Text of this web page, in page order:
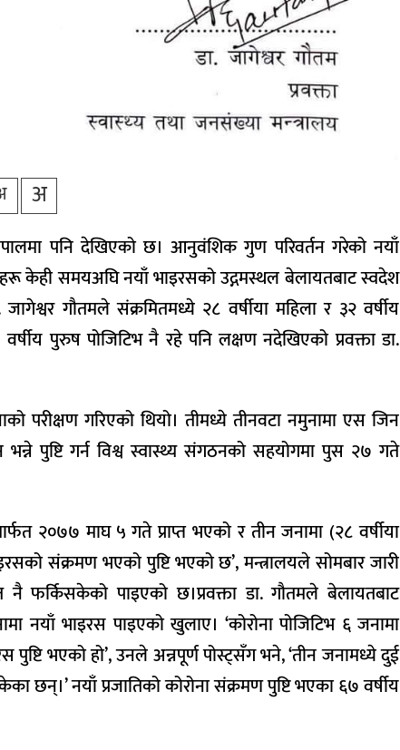
अ
पनि देखिएको छ। आनुवंशिक गुण परिवर्तन गरेको नयाँ
केही समयअघि नयाँ भाइरसको उद्गमस्थल बेलायतबाट स्वदेश
गौतमले संक्रमितमध्ये २८ वर्षीया महिला र ३२ वर्षीय
पुरुष पोजिटिभ नै रहे पनि लक्षण नदेखिएको प्रवक्ता डा.
परीक्षण गरिएको थियो। तीमध्ये तीनवटा नमुनामा एस जिन
भन्ने पुष्टि गर्न विश्व स्वास्थ्य संगठनको सहयोगमा पुस २७ गते
२०७७ माघ ५ गते प्राप्त भएको र तीन जनामा (२८ वर्षीया
संक्रमण भएको पुष्टि भएको छ’, मन्त्रालयले सोमबार जारी
फर्किसकेको पाइएको छ।प्रवक्ता डा. गौतमले बेलायतबाट
नयाँ भाइरस पाइएको खुलाए। ‘कोरोना पोजिटिभ ६ जनामा
भएको हो’, उनले अन्नपूर्ण पोस्ट्सँग भने, ‘तीन जनामध्ये दुई
छन्।’ नयाँ प्रजातिको कोरोना संक्रमण पुष्टि भएका ६७ वर्षीय